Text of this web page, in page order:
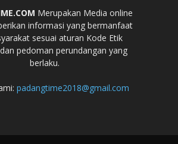
Merupakan Media online
informasi yang bermanfaat
sesuai aturan Kode Etik
pedoman perundangan yang
berlaku.
padangtime2018@gmail.com